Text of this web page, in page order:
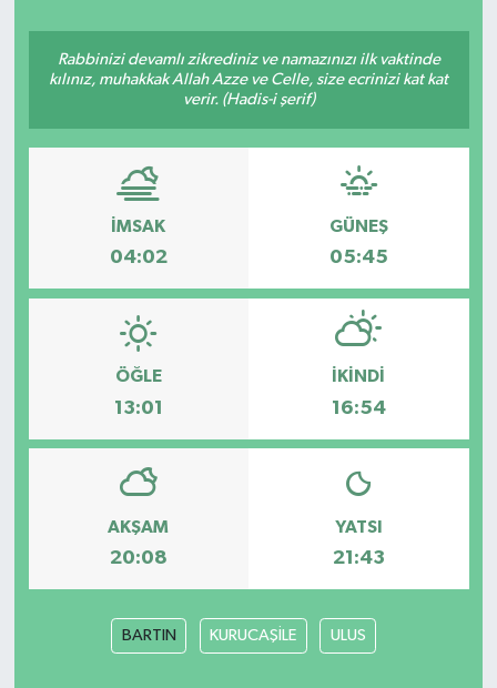
Rabbinizi devamlı zikrediniz ve namazınızı ilk vaktinde
kılınız, muhakkak Allah Azze ve Celle, size ecrinizi kat kat
verir. (Hadis-i şerif)
İMSAK
04:02
GÜNEŞ
05:45
ÖĞLE
13:01
İKINDI
16:54
AKŞAM
20:08
YATSI
21:43
BARTIN KURUCAŞİLE ULUS